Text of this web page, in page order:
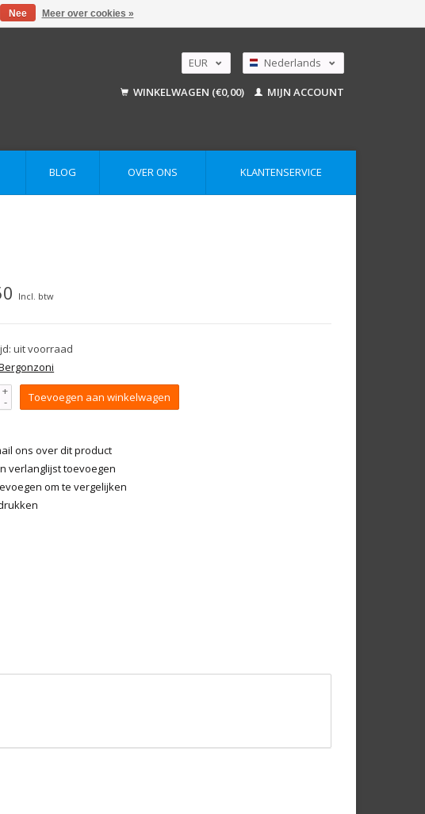
EUR
USD
Nederlands
English
WINKELWAGEN (€0,00) MIJN ACCOUNT
BLOG OVER ONS KLANTENSERVICE
Incl. btw
uit voorraad
+
- Toevoegen aan winkelwagen
ons over dit product
verlanglijst toevoegen
om te vergelijken
Nee Meer over cookies »